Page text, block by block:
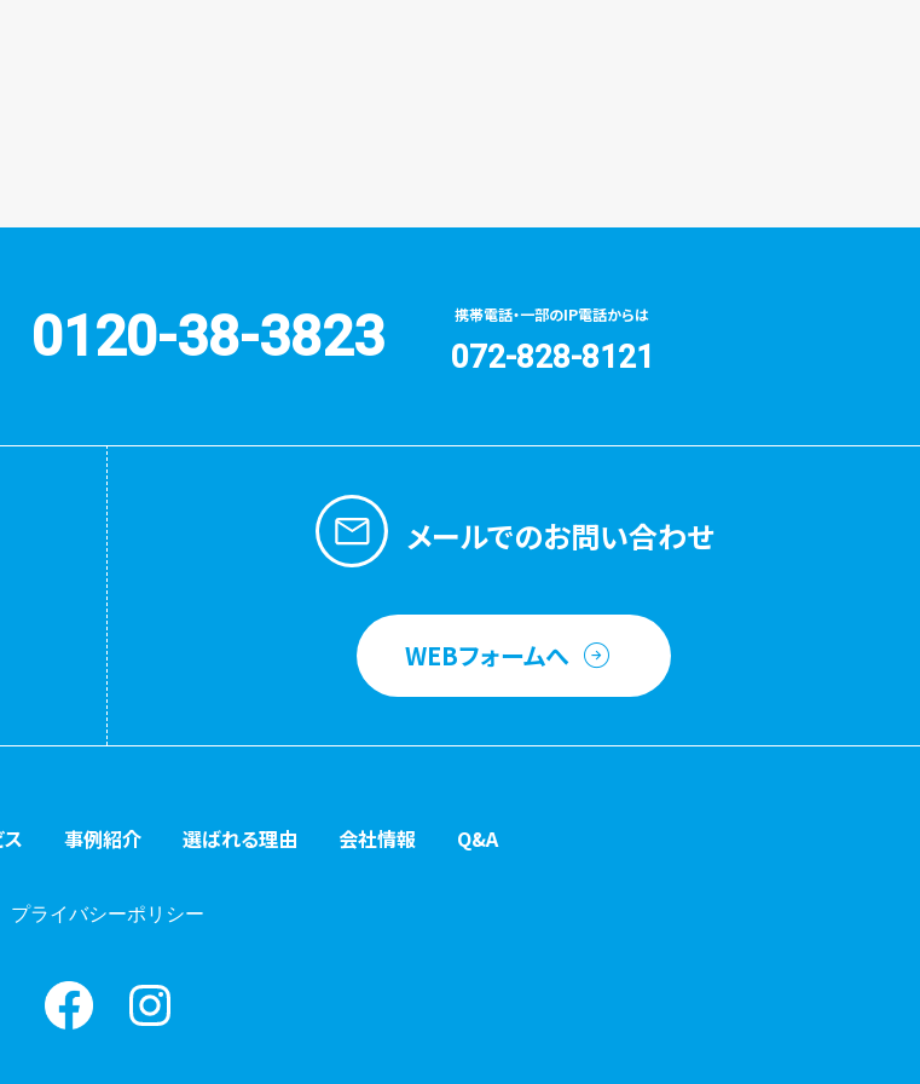
0120-38-3823 携帯電話・一部のIP電話からは
072-828-8121
メールでのお問い合わせ
WEBフォームへ
事例紹介 選ばれる理由 会社情報 Q&A
プライバシーポリシー
Facebook